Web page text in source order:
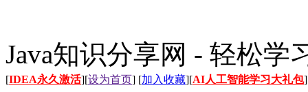
Java知识分享网 - 轻松学
[IDEA永久激活][设为首页] [加入收藏][AI人工智能学习大礼包]